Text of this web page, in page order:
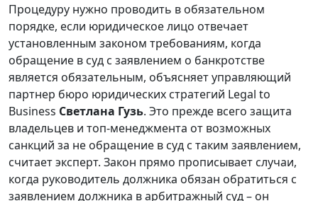
Процедуру нужно проводить в обязательном
порядке, если юридическое лицо отвечает
установленным законом требованиям, когда
обращение в суд с заявлением о банкротстве
является обязательным, объясняет управляющий
партнер бюро юридических стратегий Legal to
Business Светлана Гузь. Это прежде всего защита
владельцев и топ-менеджмента от возможных
санкций за не обращение в суд с таким заявлением,
считает эксперт. Закон прямо прописывает случаи,
когда руководитель должника обязан обратиться с
заявлением должника в арбитражный суд – он